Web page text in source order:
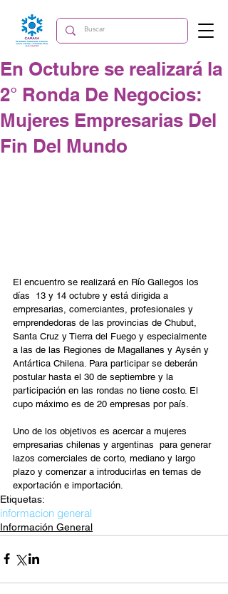
En Octubre se realizará la
2° Ronda De Negocios:
Mujeres Empresarias Del
Fin Del Mundo
El encuentro se realizará en Río Gallegos los
días  13 y 14 octubre y está dirigida a
empresarias, comerciantes, profesionales y
emprendedoras de las provincias de Chubut,
Santa Cruz y Tierra del Fuego y especialmente
a las de las Regiones de Magallanes y Aysén y
Antártica Chilena. Para participar se deberán
postular hasta el 30 de septiembre y la
participación en las rondas no tiene costo. El
cupo máximo es de 20 empresas por país.
Uno de los objetivos es acercar a mujeres
empresarias chilenas y argentinas  para generar
lazos comerciales de corto, mediano y largo
plazo y comenzar a introducirlas en temas de
exportación e importación.
Etiquetas:
informacion general
Información General